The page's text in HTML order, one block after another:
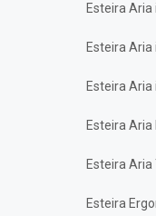
Esteira Aria
Esteira
Esteira
Esteira Aria
Esteira
Esteira